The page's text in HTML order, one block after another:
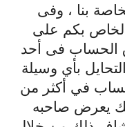
بنا ، وفى
بكم على
الحساب فى أحد
بأي وسيلة
في أكثر من
يعرض صاحبه